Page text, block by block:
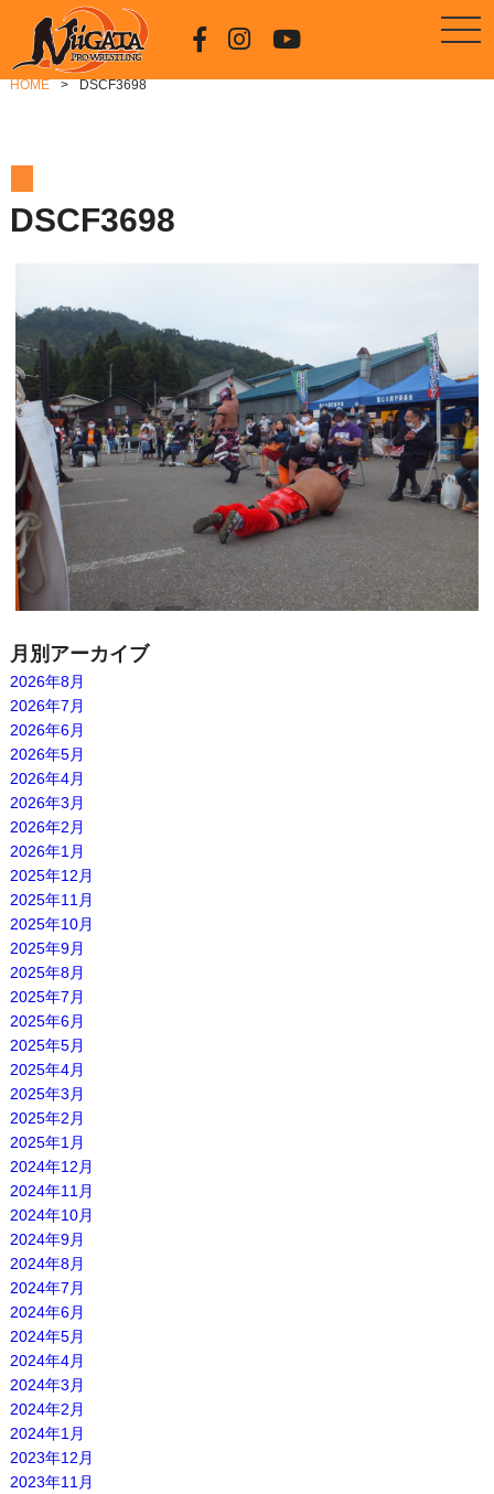
HOME DSCF3698
DSCF3698
月別アーカイブ
2026年8月
2026年7月
2026年6月
2026年5月
2026年4月
2026年3月
2026年2月
2026年1月
2025年12月
2025年11月
2025年10月
2025年9月
2025年8月
2025年7月
2025年6月
2025年5月
2025年4月
2025年3月
2025年2月
2025年1月
2024年12月
2024年11月
2024年10月
2024年9月
2024年8月
2024年7月
2024年6月
2024年5月
2024年4月
2024年3月
2024年2月
2024年1月
2023年12月
2023年11月